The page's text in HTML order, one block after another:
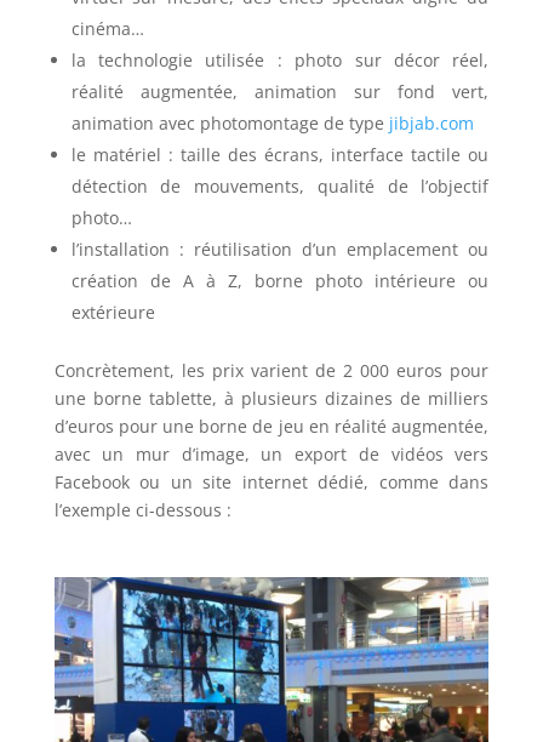
cinéma…
la technologie utilisée : photo sur décor réel,
réalité augmentée, animation sur fond vert,
animation avec photomontage de type jibjab.com
le matériel : taille des écrans, interface tactile ou
détection de mouvements, qualité de l’objectif
photo…
l’installation : réutilisation d’un emplacement ou
création de A à Z, borne photo intérieure ou
extérieure
Concrètement, les prix varient de 2 000 euros pour
une borne tablette, à plusieurs dizaines de milliers
d’euros pour une borne de jeu en réalité augmentée,
avec un mur d’image, un export de vidéos vers
Facebook ou un site internet dédié, comme dans
l’exemple ci-dessous :